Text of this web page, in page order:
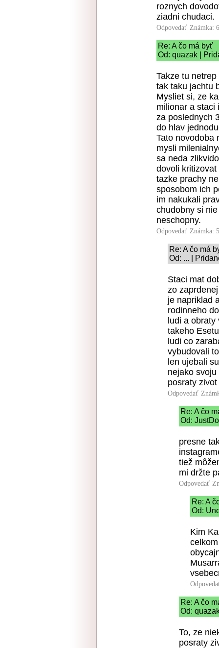
roznych
ziadni chudaci.
Odpovedať Známka:
Re: A čo má byť
Od: quazak |
Takze tu
tak taku jachtu
Mysliet si, ze
milionar a staci
za poslednych
do hlav
Tato novodoba
mysli
sa neda
dovoli
tazke prachy
sposobom ich
im nakukali
chudobny si
neschopny.
Odpovedať Známka:
Re: A čo má
Od: ... |
Staci mat
zo
je napriklad
rodinneho
ludi a obraty
takeho
ludi co
vybudovali
len ujebali
nejako
posraty
Odpovedať
Re: A čo
Od:
presne
tiež
mi držte
Odpovedať
Re: A
Od:
Kim
Re: A čo
Od:
To, ze
posraty